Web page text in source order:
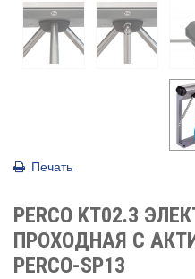
Печать
PERCO KT02.3
ПРОХОДНАЯ С
PERCO-SP13